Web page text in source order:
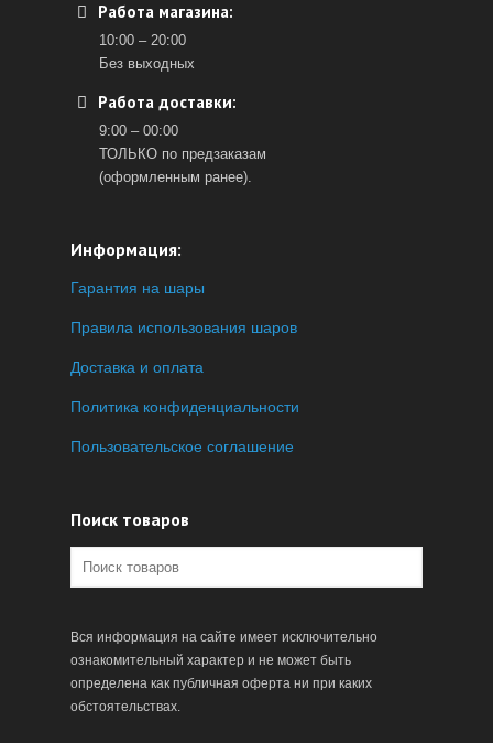
Работа магазина:
10:00 – 20:00
Без выходных
Работа доставки:
9:00 – 00:00
ТОЛЬКО по предзаказам
(оформленным ранее).
Информация:
Гарантия на шары
Правила использования шаров
Доставка и оплата
Политика конфиденциальности
Пользовательское соглашение
Поиск товаров
Вся информация на сайте имеет исключительно
ознакомительный характер и не может быть
определена как публичная оферта ни при каких
обстоятельствах.